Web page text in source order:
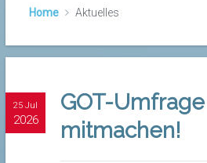
Home Aktuelles
25 Jul
2026
GOT-
mitmachen!